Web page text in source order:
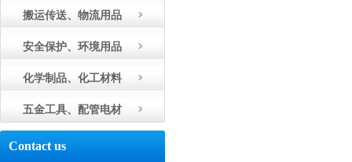
搬运传送、物流用品
安全保护、环境用品
化学制品、化工材料
五金工具、配管电材
Contact us